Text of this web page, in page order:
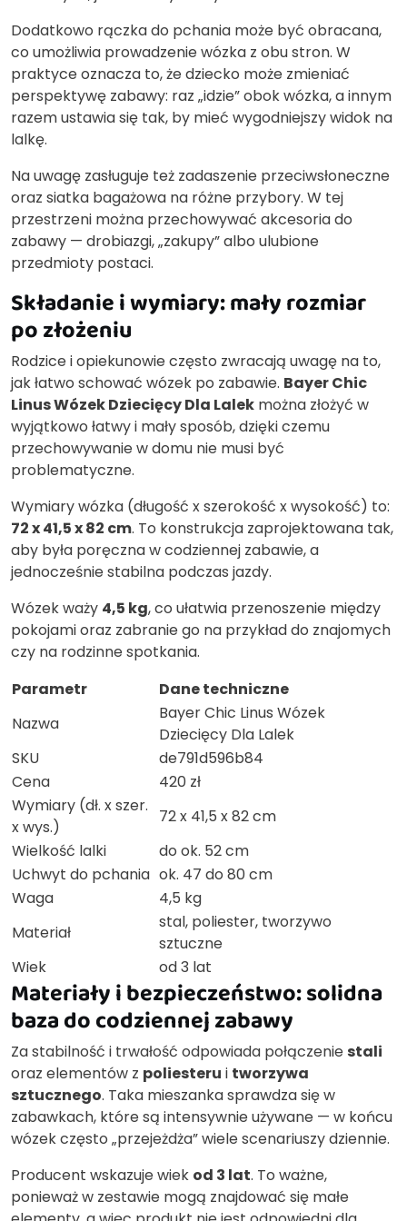
Dodatkowo rączka do pchania może być obracana,
co umożliwia prowadzenie wózka z obu stron. W
praktyce oznacza to, że dziecko może zmieniać
perspektywę zabawy: raz „idzie” obok wózka, a innym
razem ustawia się tak, by mieć wygodniejszy widok na
lalkę.
Na uwagę zasługuje też zadaszenie przeciwsłoneczne
oraz siatka bagażowa na różne przybory. W tej
przestrzeni można przechowywać akcesoria do
zabawy — drobiazgi, „zakupy” albo ulubione
przedmioty postaci.
Składanie i wymiary: mały rozmiar
po złożeniu
Rodzice i opiekunowie często zwracają uwagę na to,
jak łatwo schować wózek po zabawie. Bayer Chic
Linus Wózek Dziecięcy Dla Lalek można złożyć w
wyjątkowo łatwy i mały sposób, dzięki czemu
przechowywanie w domu nie musi być
problematyczne.
Wymiary wózka (długość x szerokość x wysokość) to:
72 x 41,5 x 82 cm. To konstrukcja zaprojektowana tak,
aby była poręczna w codziennej zabawie, a
jednocześnie stabilna podczas jazdy.
Wózek waży 4,5 kg, co ułatwia przenoszenie między
pokojami oraz zabranie go na przykład do znajomych
czy na rodzinne spotkania.
Parametr
Dane techniczne
Nazwa
Bayer Chic Linus Wózek
Dziecięcy Dla Lalek
SKU
de791d596b84
Cena
420 zł
Wymiary (dł. x szer.
x wys.)
72 x 41,5 x 82 cm
Wielkość lalki
do ok. 52 cm
Uchwyt do pchania ok. 47 do 80 cm
Waga
4,5 kg
Materiał
stal, poliester, tworzywo
sztuczne
Wiek
od 3 lat
Materiały i bezpieczeństwo: solidna
baza do codziennej zabawy
Za stabilność i trwałość odpowiada połączenie stali
oraz elementów z poliesteru i tworzywa
sztucznego. Taka mieszanka sprawdza się w
zabawkach, które są intensywnie używane — w końcu
wózek często „przejeżdża” wiele scenariuszy dziennie.
Producent wskazuje wiek od 3 lat. To ważne,
ponieważ w zestawie mogą znajdować się małe